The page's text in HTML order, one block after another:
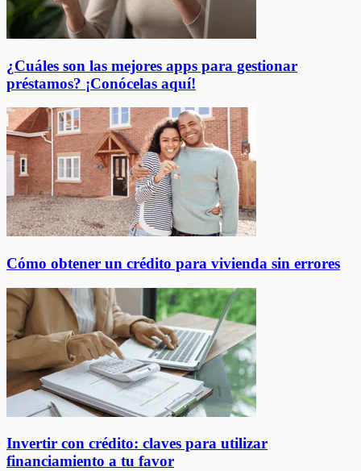
¿Cuáles son las mejores apps para gestionar
préstamos? ¡Conócelas aquí!
Cómo obtener un crédito para vivienda sin errores
Invertir con crédito: claves para utilizar
financiamiento a tu favor